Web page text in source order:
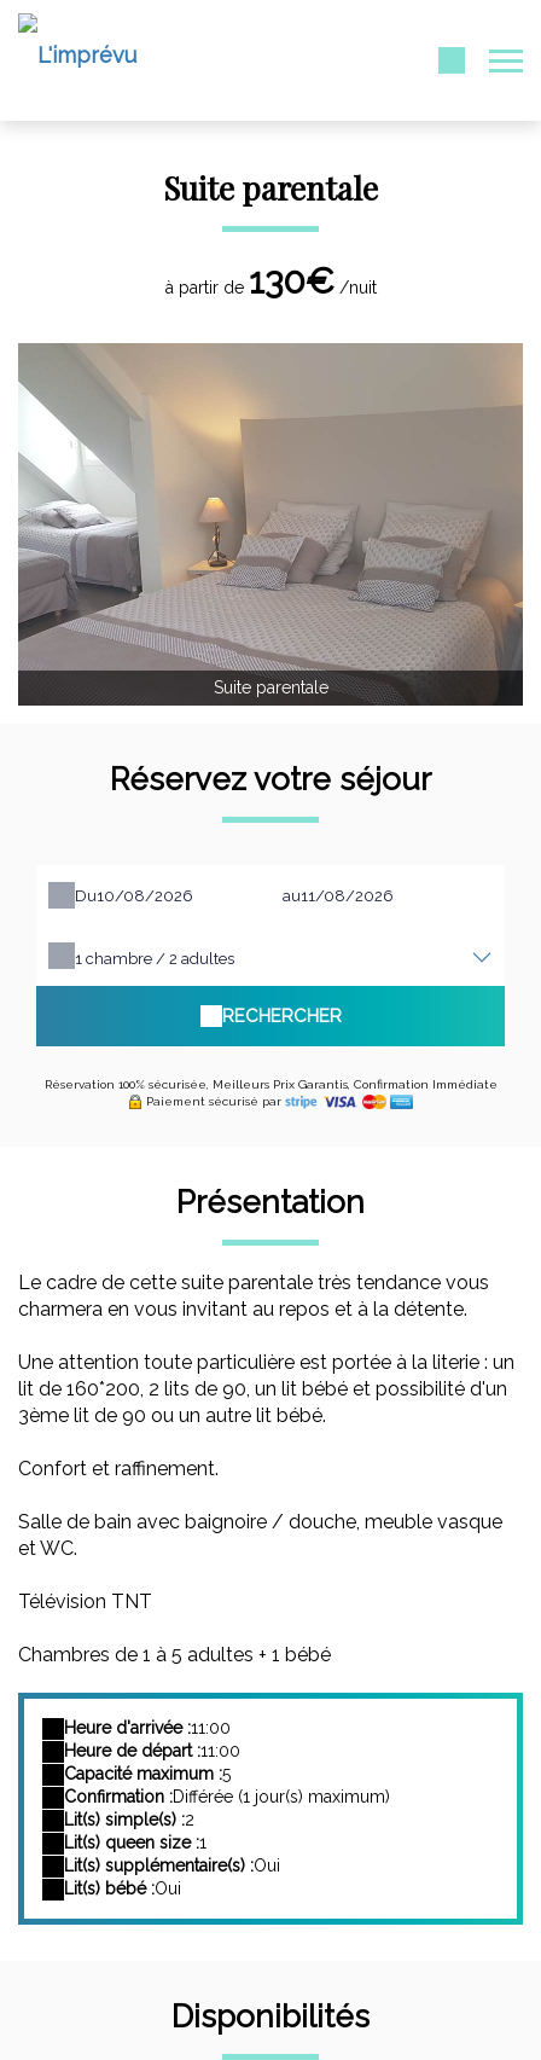
Suite parentale
à partir de 130€/nuit
Suite parentale
Réservez votre séjour
Du au
1 chambre / 2 adultes
RECHERCHER
Réservation 100% sécurisée, Meilleurs Prix Garantis, Confirmation Immédiate
Paiement sécurisé par
Présentation
Le cadre de cette suite parentale très tendance vous
charmera en vous invitant au repos et à la détente.
Une attention toute particulière est portée à la literie : un
lit de 160*200, 2 lits de 90, un lit bébé et possibilité d'un
3ème lit de 90 ou un autre lit bébé.
Confort et raffinement.
Salle de bain avec baignoire / douche, meuble vasque
et WC.
Télévision TNT
Chambres de 1 à 5 adultes + 1 bébé
Heure d'arrivée :11:00
Heure de départ :11:00
Capacité maximum :5
Confirmation :Différée (1 jour(s) maximum)
Lit(s) simple(s) :2
Lit(s) queen size :1
Lit(s) supplémentaire(s) :Oui
Lit(s) bébé :Oui
Disponibilités